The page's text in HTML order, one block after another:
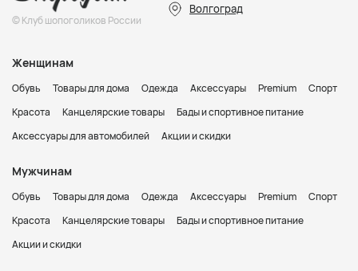
© Клуб шопоголиков России
Волгоград
Женщинам
Обувь Товары для дома Одежда Аксессуары Premium
Спорт
Красота
Канцелярские товары
Бады и спортивное питание
Аксессуары для автомобилей
Акции и скидки
Мужчинам
Обувь Товары для дома Одежда Аксессуары Premium
Спорт
Красота
Канцелярские товары
Бады и спортивное питание
Акции и скидки